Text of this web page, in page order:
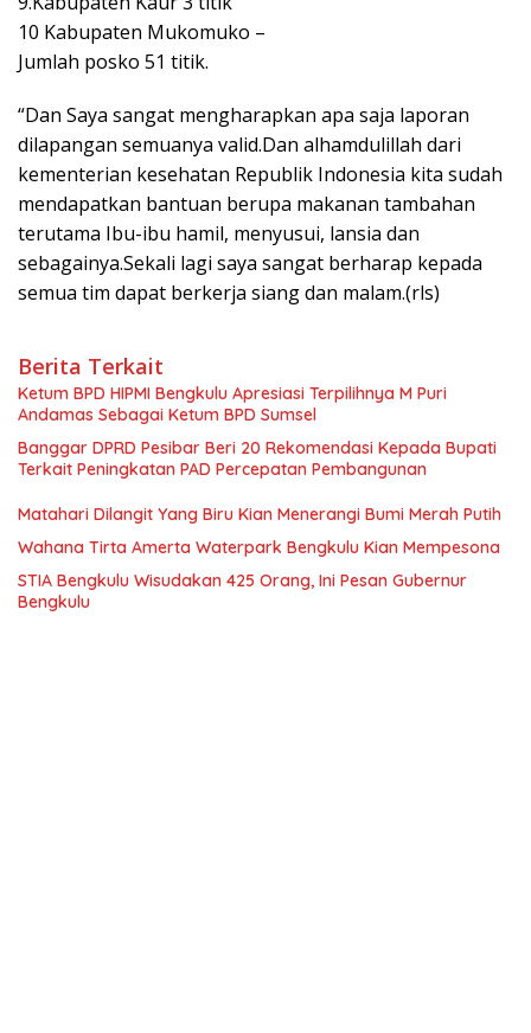
10 Kabupaten Mukomuko –
Jumlah posko 51 titik.
“Dan Saya sangat mengharapkan apa saja laporan
dilapangan semuanya valid.Dan alhamdulillah dari
kementerian kesehatan Republik Indonesia kita sudah
mendapatkan bantuan berupa makanan tambahan
terutama Ibu-ibu hamil, menyusui, lansia dan
sebagainya.Sekali lagi saya sangat berharap kepada
semua tim dapat berkerja siang dan malam.(rls)
Berita Terkait
Ketum BPD HIPMI Bengkulu Apresiasi Terpilihnya M Puri
Andamas Sebagai Ketum BPD Sumsel
Banggar DPRD Pesibar Beri 20 Rekomendasi Kepada Bupati
Terkait Peningkatan PAD Percepatan Pembangunan
Matahari Dilangit Yang Biru Kian Menerangi Bumi Merah Putih
Wahana Tirta Amerta Waterpark Bengkulu Kian Mempesona
STIA Bengkulu Wisudakan 425 Orang, Ini Pesan Gubernur
Bengkulu